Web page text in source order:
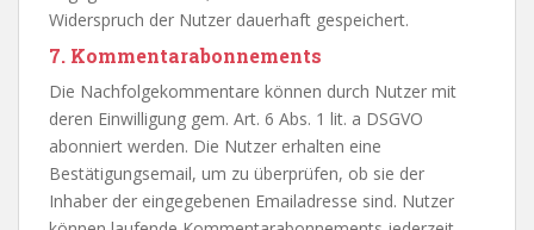
Widerspruch der Nutzer dauerhaft gespeichert.
7. Kommentarabonnements
Die Nachfolgekommentare können durch Nutzer mit
deren Einwilligung gem. Art. 6 Abs. 1 lit. a DSGVO
abonniert werden. Die Nutzer erhalten eine
Bestätigungsemail, um zu überprüfen, ob sie der
Inhaber der eingegebenen Emailadresse sind. Nutzer